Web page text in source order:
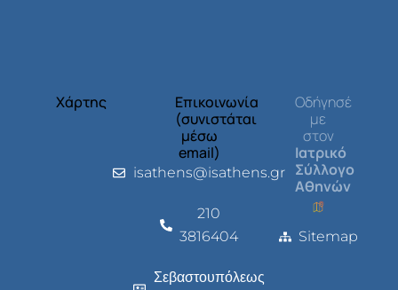
Χάρτης
Επικοινωνία
(συνιστάται
μέσω
email)
isathens@isathens.gr
210
3816404
Σεβαστουπόλεως
Οδήγησέ
με
στον
Ιατρικό
Σύλλογο
Αθηνών
Sitemap